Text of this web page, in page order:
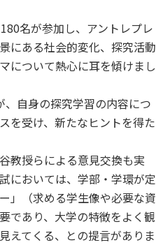
名が参加し、アントレプレ
にある社会的変化、探究活動
について熱心に耳を傾けまし
自身の探究学習の内容につ
を受け、新たなヒントを得た
教授らによる意見交換も実
においては、学部・学環が定
」（求める学生像や必要な資
であり、大学の特徴をよく観
えてくる、との提言がありま